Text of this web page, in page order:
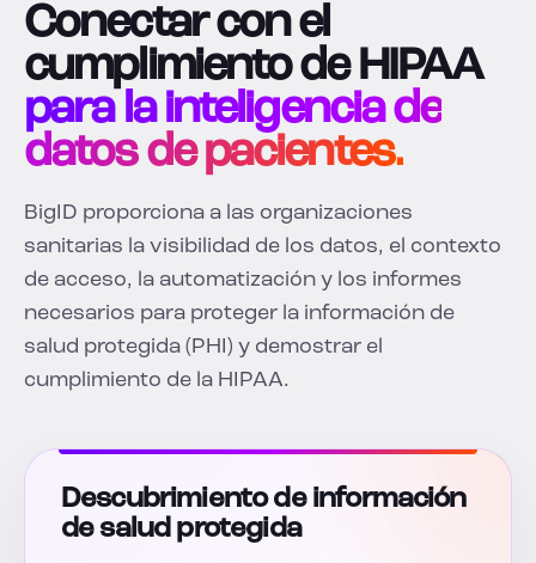
Conectar con el
cumplimiento de HIPAA
para la inteligencia de
datos de pacientes.
BigID proporciona a las organizaciones
sanitarias la visibilidad de los datos, el contexto
de acceso, la automatización y los informes
necesarios para proteger la información de
salud protegida (PHI) y demostrar el
cumplimiento de la HIPAA.
Descubrimiento de información
de salud protegida